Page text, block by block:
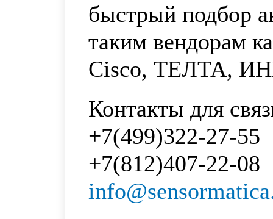
быстрый подбор
таким вендорам
Cisco, ТЕЛТА,
Контакты для
+7(499)322-27-55
+7(812)407-22-08